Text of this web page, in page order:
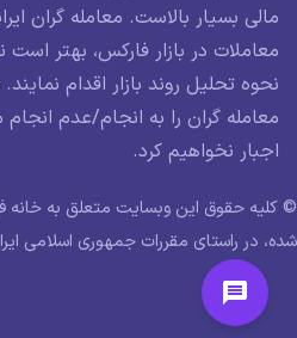
مالی بسیار بالاست. معامله گران
معاملات در بازار فارکس، بهتر
نحوه تحلیل روند بازار اقدام
معامله گران را به انجام/عدم انجام
اجبار نخواهیم کرد.
© کلیه حقوق این وبسایت متعلق به
شده، در راستای مقررات جمهوری اسلامی